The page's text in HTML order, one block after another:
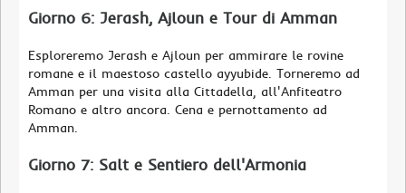
Giorno 6: Jerash, Ajloun e Tour di Amman
Esploreremo Jerash e Ajloun per ammirare le rovine
romane e il maestoso castello ayyubide. Torneremo ad
Amman per una visita alla Cittadella, all'Anfiteatro
Romano e altro ancora. Cena e pernottamento ad
Amman.
Giorno 7: Salt e Sentiero dell'Armonia